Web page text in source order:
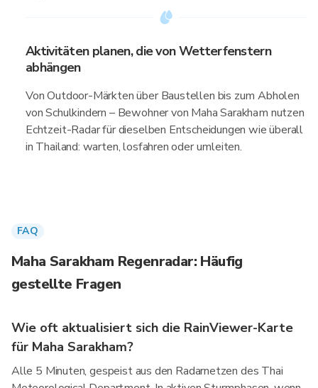
Aktivitäten planen, die von Wetterfenstern
abhängen
Von Outdoor-Märkten über Baustellen bis zum Abholen
von Schulkindern – Bewohner von Maha Sarakham nutzen
Echtzeit-Radar für dieselben Entscheidungen wie überall
in Thailand: warten, losfahren oder umleiten.
FAQ
Maha Sarakham Regenradar: Häufig
gestellte Fragen
Wie oft aktualisiert sich die RainViewer-Karte
für Maha Sarakham?
Alle 5 Minuten, gespeist aus den Radarnetzen des Thai